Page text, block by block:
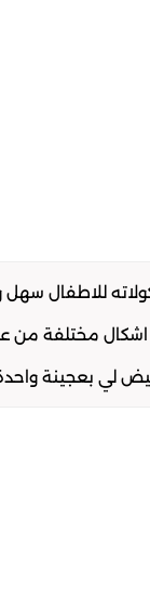
للاطفال سهل
لي بعجينة